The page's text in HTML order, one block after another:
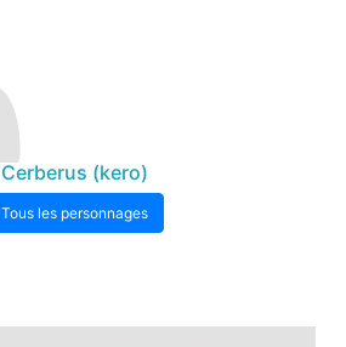
Cerberus (kero)
Tous les personnages